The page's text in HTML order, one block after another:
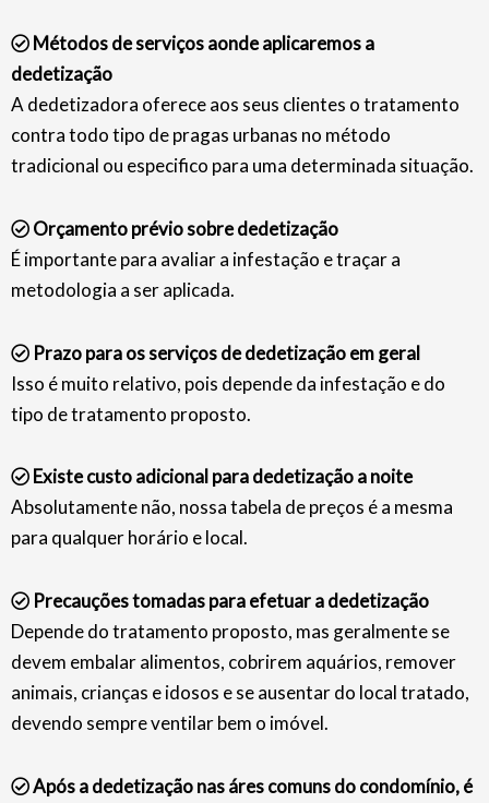
Métodos de serviços aonde aplicaremos a
dedetização
A dedetizadora oferece aos seus clientes o tratamento
contra todo tipo de pragas urbanas no método
tradicional ou especifico para uma determinada situação.
Orçamento prévio sobre dedetização
É importante para avaliar a infestação e traçar a
metodologia a ser aplicada.
Prazo para os serviços de dedetização em geral
Isso é muito relativo, pois depende da infestação e do
tipo de tratamento proposto.
Existe custo adicional para dedetização a noite
Absolutamente não, nossa tabela de preços é a mesma
para qualquer horário e local.
Precauções tomadas para efetuar a dedetização
Depende do tratamento proposto, mas geralmente se
devem embalar alimentos, cobrirem aquários, remover
animais, crianças e idosos e se ausentar do local tratado,
devendo sempre ventilar bem o imóvel.
Após a dedetização nas áres comuns do condomínio, é